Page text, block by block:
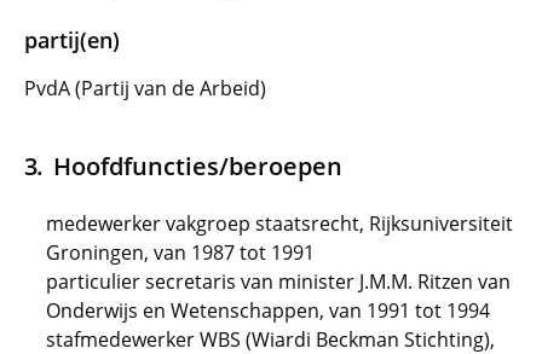
partij(en)
PvdA (Partij van de Arbeid)
Hoofdfuncties/beroepen
medewerker vakgroep staatsrecht, Rijksuniversiteit
Groningen, van 1987 tot 1991
particulier secretaris van minister J.M.M. Ritzen van
Onderwijs en Wetenschappen, van 1991 tot 1994
stafmedewerker WBS (Wiardi Beckman Stichting),